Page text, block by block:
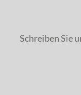
Schreiben Sie